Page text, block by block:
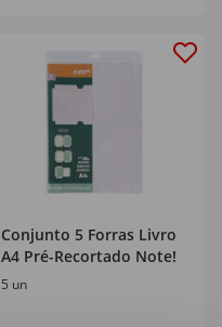
Conjunto 5 Forras Livro
A4 Pré-Recortado Note!
5 un